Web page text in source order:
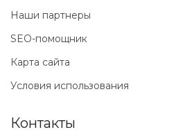
Наши партнеры
SEO-помощник
Карта сайта
Условия использования
Контакты